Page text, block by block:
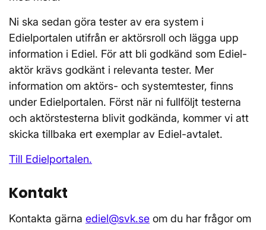
Ni ska sedan göra tester av era system i
Edielportalen utifrån er aktörsroll och lägga upp
information i Ediel. För att bli godkänd som Ediel-
aktör krävs godkänt i relevanta tester. Mer
information om aktörs- och systemtester, finns
under Edielportalen. Först när ni fullföljt testerna
och aktörstesterna blivit godkända, kommer vi att
skicka tillbaka ert exemplar av Ediel-avtalet.
Till Edielportalen.
Kontakt
Kontakta gärna ediel@svk.se om du har frågor om